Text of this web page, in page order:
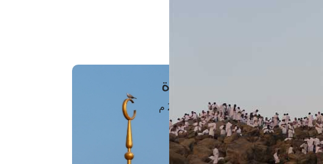
مَواقِيتُ الصَّـــلاة
القاهرة · 08 أغسطس 2026 م
الفجر
4 :42
الشروق